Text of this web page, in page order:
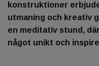
konstruktioner
utmaning och kreativ
en meditativ stund,
något unikt och